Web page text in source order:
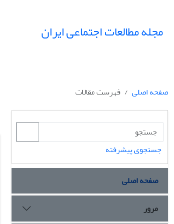
مجله مطالعات اجتماعی ایران
صفحه اصلی
فهرست مقالات
جستجوی پیشرفته
صفحه اصلی
مرور